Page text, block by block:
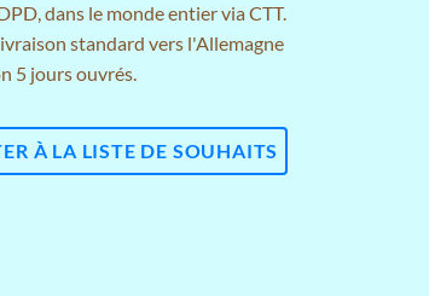
dans le monde entier via CTT.
standard vers l'Allemagne
5 jours ouvrés.
À LA LISTE DE SOUHAITS